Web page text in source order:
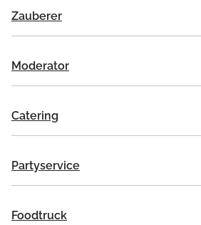
Zauberer
Moderator
Catering
Partyservice
Foodtruck